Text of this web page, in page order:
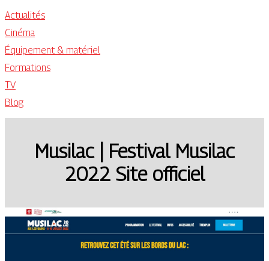
Actualités
Cinéma
Équipement & matériel
Formations
TV
Blog
Musilac | Festival Musilac
2022 Site officiel